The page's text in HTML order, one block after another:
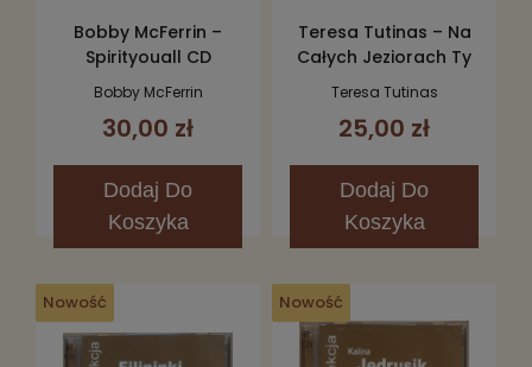
Bobby McFerrin –
Spirityouall CD
Bobby McFerrin
30,00 zł
Dodaj Do
Koszyka
Teresa Tutinas – Na
Całych Jeziorach Ty
CD
Teresa Tutinas
25,00 zł
Dodaj Do
Koszyka
Nowość Nowość